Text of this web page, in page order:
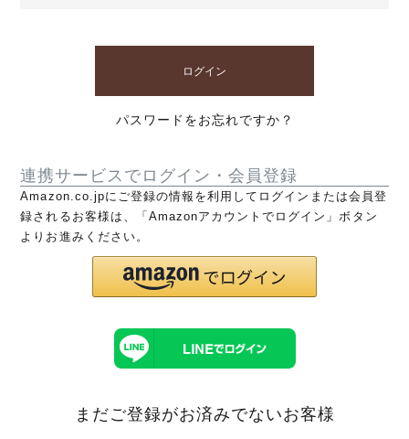
ログイン
パスワードをお忘れですか？
連携サービスでログイン・会員登録
Amazon.co.jpにご登録の情報を利用してログインまたは会員登
録されるお客様は、「Amazonアカウントでログイン」ボタン
よりお進みください。
まだご登録がお済みでないお客様